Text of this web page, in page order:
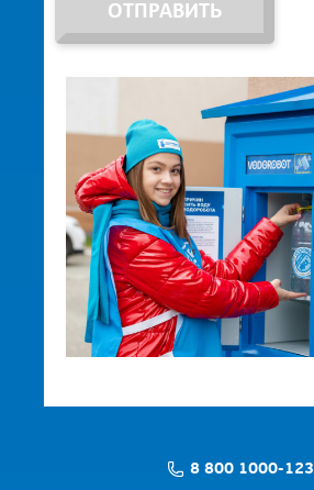
ОТПРАВИТЬ
8 800 1000-123